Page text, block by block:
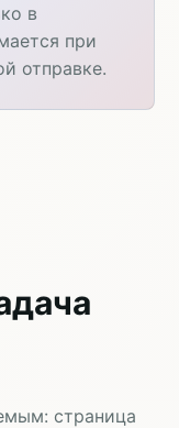
в
при
отправке.
страница